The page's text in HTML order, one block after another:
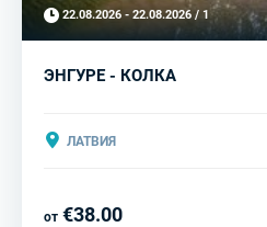
22.08.2026 - 22.08.2026 / 1
ЭНГУРЕ - КОЛКА
ЛАТВИЯ
от €38.00